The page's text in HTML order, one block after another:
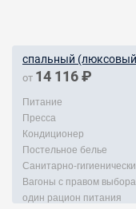
спальный
от 14 116 ₽
Питание
Пресса
Кондиционер
Постельное белье
Санитарно-
Вагоны с правом
один рацион питания